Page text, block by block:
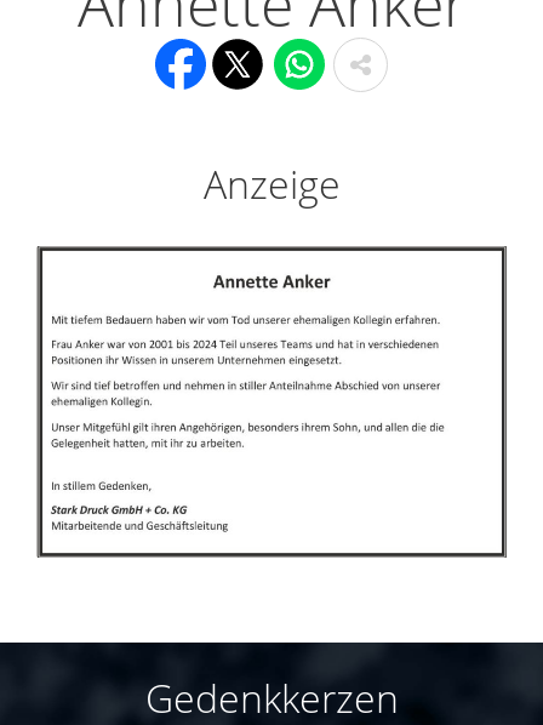
Anzeige
Gedenkkerzen